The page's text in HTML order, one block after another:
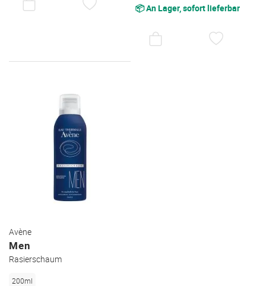
📦 An Lager, sofort lieferbar
Avène
Men
Rasierschaum
200ml